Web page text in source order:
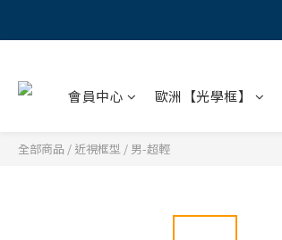
會員中心 歐洲【光學框】
全部商品 / 近視框型 / 男-超輕